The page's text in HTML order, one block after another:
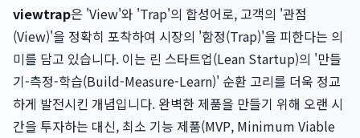
viewtrap은 'View'와 'Trap'의 합성어로, 고객의 '관점
(View)'을 정확히 포착하여 시장의 '함정(Trap)'을 피한다는 의
미를 담고 있습니다. 이는 린 스타트업(Lean Startup)의 '만들
기-측정-학습(Build-Measure-Learn)' 순환 고리를 더욱 정교
하게 발전시킨 개념입니다. 완벽한 제품을 만들기 위해 오랜 시
간을 투자하는 대신, 최소 기능 제품(MVP, Minimum Viable